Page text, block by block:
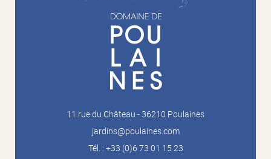
11 rue du Château - 36210 Poulaines
jardins@poulaines.com
Tél. : +33 (0)6 73 01 15 23